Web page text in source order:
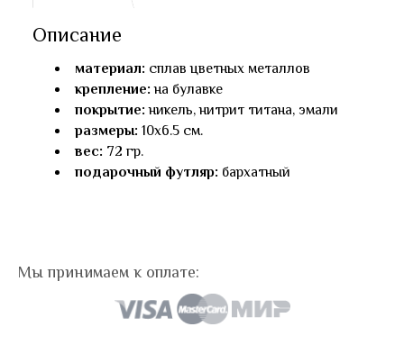
Описание
материал: сплав цветных металлов
крепление: на булавке
покрытие: никель, нитрит титана, эмали
размеры: 10х6.5 см.
вес: 72 гр.
подарочный футляр: бархатный
Мы принимаем к оплате: